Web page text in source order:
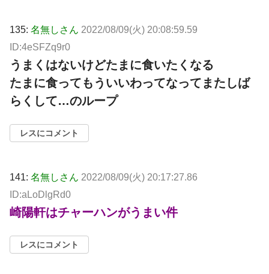
135: 名無しさん 2022/08/09(火) 20:08:59.59
ID:4eSFZq9r0
うまくはないけどたまに食いたくなる
たまに食ってもういいわってなってまたしば
らくして…のループ
レスにコメント
141: 名無しさん 2022/08/09(火) 20:17:27.86
ID:aLoDlgRd0
崎陽軒はチャーハンがうまい件
レスにコメント